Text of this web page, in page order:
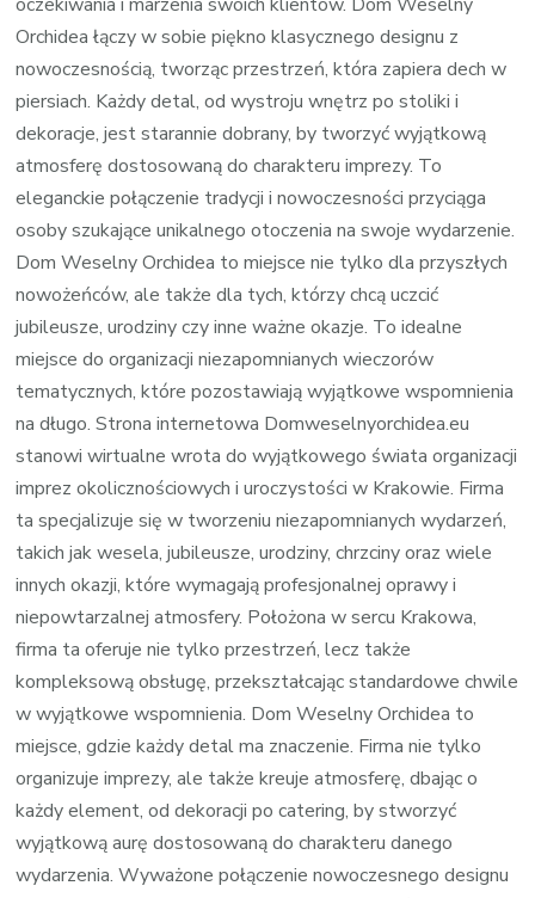
Orchidea łączy w sobie piękno klasycznego designu z
nowoczesnością, tworząc przestrzeń, która zapiera dech w
piersiach. Każdy detal, od wystroju wnętrz po stoliki i
dekoracje, jest starannie dobrany, by tworzyć wyjątkową
atmosferę dostosowaną do charakteru imprezy. To
eleganckie połączenie tradycji i nowoczesności przyciąga
osoby szukające unikalnego otoczenia na swoje wydarzenie.
Dom Weselny Orchidea to miejsce nie tylko dla przyszłych
nowożeńców, ale także dla tych, którzy chcą uczcić
jubileusze, urodziny czy inne ważne okazje. To idealne
miejsce do organizacji niezapomnianych wieczorów
tematycznych, które pozostawiają wyjątkowe wspomnienia
na długo. Strona internetowa Domweselnyorchidea.eu
stanowi wirtualne wrota do wyjątkowego świata organizacji
imprez okolicznościowych i uroczystości w Krakowie. Firma
ta specjalizuje się w tworzeniu niezapomnianych wydarzeń,
takich jak wesela, jubileusze, urodziny, chrzciny oraz wiele
innych okazji, które wymagają profesjonalnej oprawy i
niepowtarzalnej atmosfery. Położona w sercu Krakowa,
firma ta oferuje nie tylko przestrzeń, lecz także
kompleksową obsługę, przekształcając standardowe chwile
w wyjątkowe wspomnienia. Dom Weselny Orchidea to
miejsce, gdzie każdy detal ma znaczenie. Firma nie tylko
organizuje imprezy, ale także kreuje atmosferę, dbając o
każdy element, od dekoracji po catering, by stworzyć
wyjątkową aurę dostosowaną do charakteru danego
wydarzenia. Wyważone połączenie nowoczesnego designu